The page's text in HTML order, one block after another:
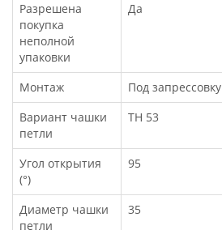
Разрешена
покупка
неполной
упаковки
Да
Монтаж
Под запрессовку
Вариант чашки
петли
TH 53
Угол открытия
(°)
95
Диаметр чашки
петли
35